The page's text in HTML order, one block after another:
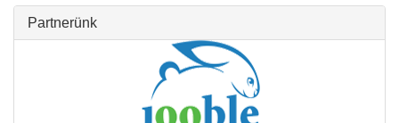
Partnerünk